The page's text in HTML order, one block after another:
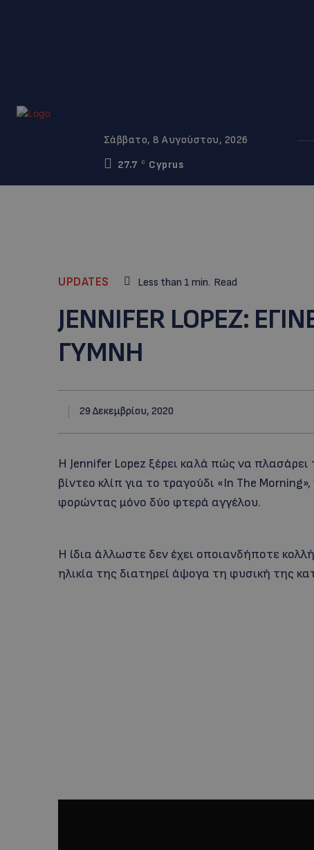
Σάββατο, 8 Αυγούστου, 2026
27.7
C Cyprus
UPDATES Less than 1 min. Read
JENNIFER LOPEZ:
ΓΥΜΝΗ
29 Δεκεμβρίου, 2020
Η Jennifer Lopez ξέρει καλά πώς να
βίντεο κλίπ για το τραγούδι «In The
φορώντας μόνο δύο φτερά αγγέλου.
Η ίδια άλλωστε δεν έχει οποιανδήποτε
ηλικία της διατηρεί άψογα τη φυσική της